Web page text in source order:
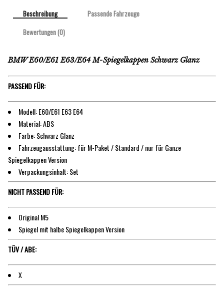
Beschreibung
Passende Fahrzeuge
Bewertungen (0)
BMW E60/E61 E63/E64 M-Spiegelkappen Schwarz Glanz
PASSEND FÜR:
Modell: E60/E61 E63 E64
Material: ABS
Farbe: Schwarz Glanz
Fahrzeugausstattung: für M-Paket / Standard / nur für Ganze
Spiegelkappen Version
Verpackungsinhalt: Set
NICHT PASSEND FÜR:
Original M5
Spiegel mit halbe Spiegelkappen Version
TÜV / ABE:
X